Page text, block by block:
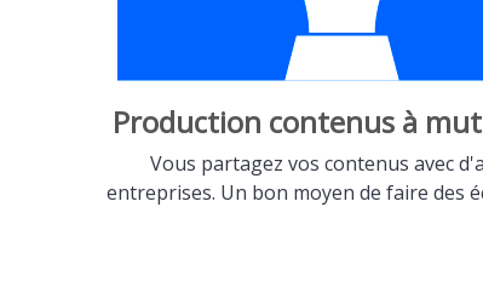
Production contenus à
Vous partagez vos contenus avec
entreprises. Un bon moyen de faire des